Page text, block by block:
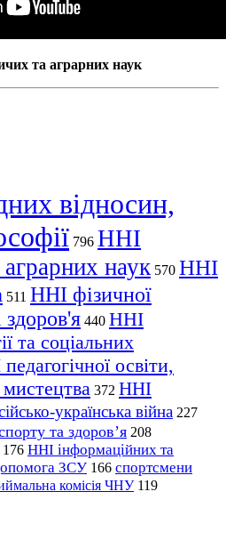
та аграрних наук
відносин,
796 ННІ
наук 570 ННІ
511 ННІ фізичної
здоров'я 440 ННІ
та соціальних
освіти,
мистецтва 372 ННІ
українська війна 227
та здоров’я 208
176 ННІ інформаційних та
ЗСУ 166 спортсмени
комісія ЧНУ 119